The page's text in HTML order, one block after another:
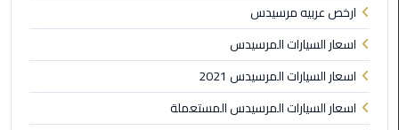
ليموزين
مطار
برج
العرب
والإسكندرية
ارخص عربيه مرسيدس
اسعار السيارات المرسيدس
اسعار السيارات المرسيدس 2021
اسعار السيارات المرسيدس المستعملة